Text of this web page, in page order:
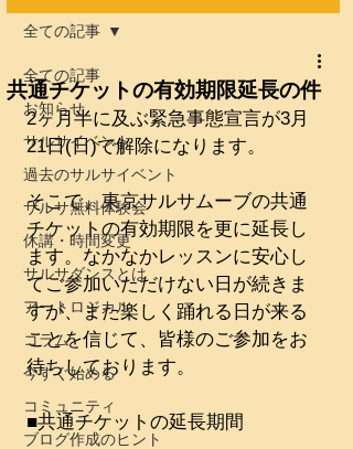
全ての記事
お知らせ
サルサイベント
過去のサルサイベント
サルサ無料体験会
休講・時間変更
サルサダンスとは
アートロジカル
コラム
今すぐ始める
コミュニティ
ブログ作成のヒント
全ての記事
共通チケットの有効期限延長の件
2ヶ月半に及ぶ緊急事態宣言が3月
21日(日)で解除になります。
そこで、東京サルサムーブの共通
チケットの有効期限を更に延長し
ます。なかなかレッスンに安心し
てご参加いただけない日が続きま
すが、また楽しく踊れる日が来る
ことを信じて、皆様のご参加をお
待ちしております。
■共通チケットの延長期間